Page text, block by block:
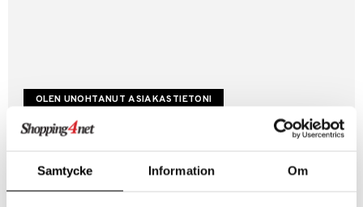
Samtycke Information Om
Luo uusi asiakas
Hyviä tarjouksia